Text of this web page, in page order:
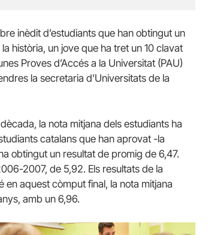
inèdit d’estudiants que han obtingut un
història, un jove que ha tret un 10 clavat
Proves d’Accés a la Universitat (PAU)
la secretaria d’Universitats de la
la nota mitjana dels estudiants ha
catalans que han aprovat -la
obtingut un resultat de promig de 6,47.
2007, de 5,92. Els resultats de la
en aquest còmput final, la nota mitjana
amb un 6,96.